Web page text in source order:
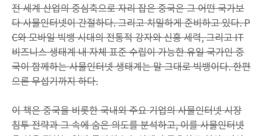
전 세계 산업의 중심축으로 자리 잡은 중국은 그 어떤 국가보
다 사물인터넷이 간절하다. 그리고 치밀하게 준비하고 있다. P
C와 모바일 빅뱅 시대의 전통적 강자와 신흥 세력, 그리고 IT
비즈니스 생태계 내 자체 표준 수립이 가능한 유일 국가인 중
국이 함께하는 사물인터넷 생태계는 말 그대로 빅뱅이다. 한편
으론 무섭기까지 하다.
이 책은 중국을 비롯한 국내외 주요 기업의 사물인터넷 시장
침투 전략과 그 속에 숨은 의도를 분석하고, 이를 사물인터넷